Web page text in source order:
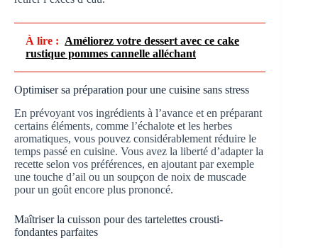
À lire : Améliorez votre dessert avec ce cake
rustique pommes cannelle alléchant
Optimiser sa préparation pour une cuisine sans stress
En prévoyant vos ingrédients à l’avance et en préparant
certains éléments, comme l’échalote et les herbes
aromatiques, vous pouvez considérablement réduire le
temps passé en cuisine. Vous avez la liberté d’adapter la
recette selon vos préférences, en ajoutant par exemple
une touche d’ail ou un soupçon de noix de muscade
pour un goût encore plus prononcé.
Maîtriser la cuisson pour des tartelettes crousti-
fondantes parfaites